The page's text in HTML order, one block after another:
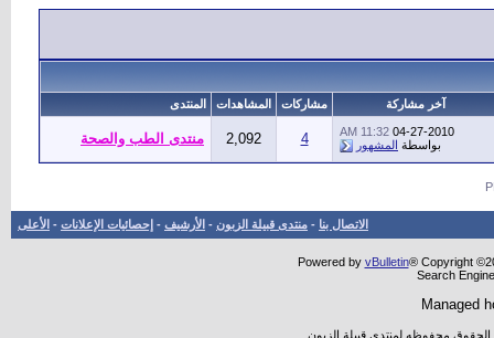
آخر مشاركة مشاركات المشاهدات المنتدى
04-27-2010
11:32 AM
بواسطة المشهور 4
2,092 منتدى الطب والصحة
الاتصال بنا - منتدى قبيلة الزبون - الأرشيف - إحصائيات الإعلانات - الأعلى
Powered by vBulletin® Copyright
Search
Managed
الحقوق محفوظه لمنتدى قبيلة الزبون